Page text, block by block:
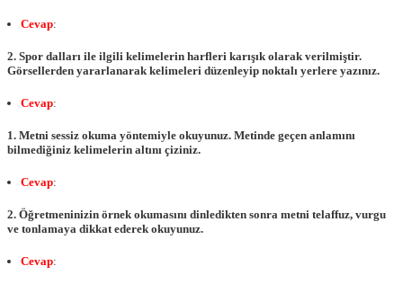
Cevap:
2. Spor dalları ile ilgili kelimelerin harfleri karışık olarak verilmiştir.
Görsellerden yararlanarak kelimeleri düzenleyip noktalı yerlere yazınız.
Cevap:
1. Metni sessiz okuma yöntemiyle okuyunuz. Metinde geçen anlamını
bilmediğiniz kelimelerin altını çiziniz.
Cevap:
2. Öğretmeninizin örnek okumasını dinledikten sonra metni telaffuz, vurgu
ve tonlamaya dikkat ederek okuyunuz.
Cevap: